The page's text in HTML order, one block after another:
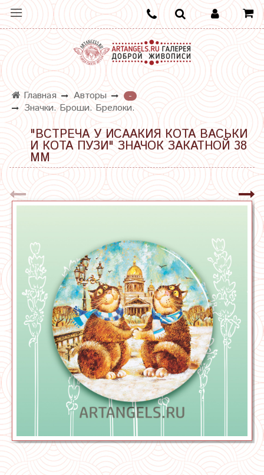
Главная Авторы
-
Значки. Броши. Брелоки.
"ВСТРЕЧА У ИСААКИЯ КОТА ВАСЬКИ
И КОТА ПУЗИ" ЗНАЧОК ЗАКАТНОЙ 38
ММ